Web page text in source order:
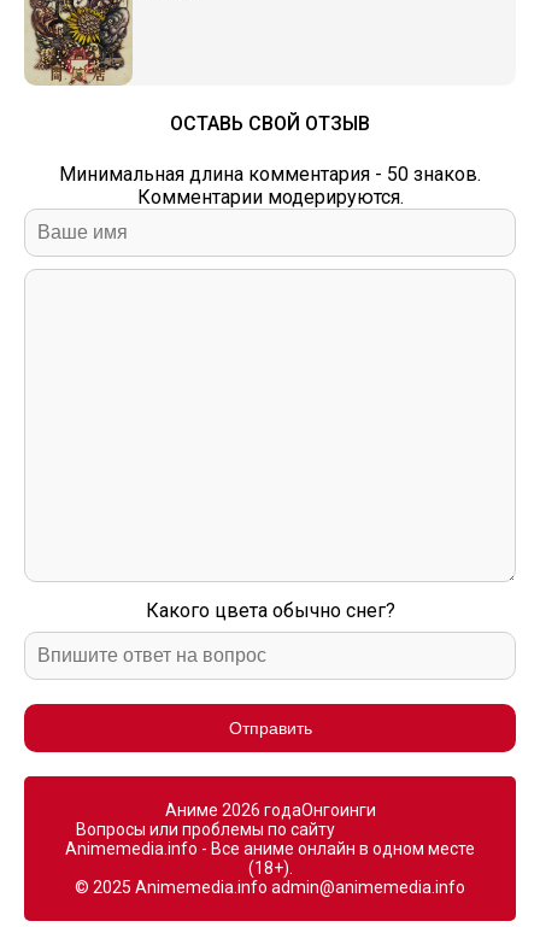
ОСТАВЬ СВОЙ ОТЗЫВ
Минимальная длина комментария - 50 знаков.
Комментарии модерируются.
Какого цвета обычно снег?
Отправить
Аниме 2026 годаОнгоинги
Вопросы или проблемы по сайту
Animemedia.info - Все аниме онлайн в одном месте
(18+).
© 2025 Animemedia.info admin@animemedia.info